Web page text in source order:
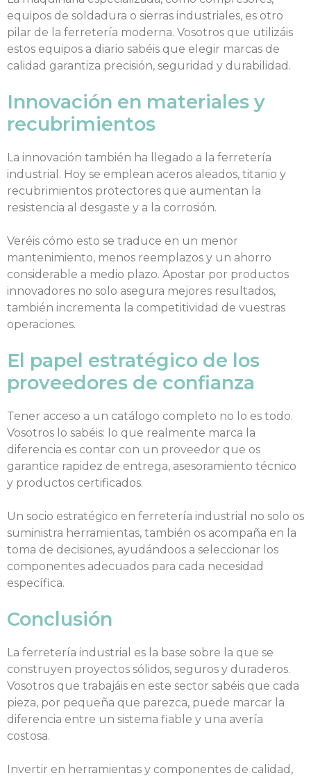
equipos de soldadura o sierras industriales, es otro
pilar de la ferretería moderna. Vosotros que utilizáis
estos equipos a diario sabéis que elegir marcas de
calidad garantiza precisión, seguridad y durabilidad.
Innovación en materiales y
recubrimientos
La innovación también ha llegado a la ferretería
industrial. Hoy se emplean aceros aleados, titanio y
recubrimientos protectores que aumentan la
resistencia al desgaste y a la corrosión.
Veréis cómo esto se traduce en un menor
mantenimiento, menos reemplazos y un ahorro
considerable a medio plazo. Apostar por productos
innovadores no solo asegura mejores resultados,
también incrementa la competitividad de vuestras
operaciones.
El papel estratégico de los
proveedores de confianza
Tener acceso a un catálogo completo no lo es todo.
Vosotros lo sabéis: lo que realmente marca la
diferencia es contar con un proveedor que os
garantice rapidez de entrega, asesoramiento técnico
y productos certificados.
Un socio estratégico en ferretería industrial no solo os
suministra herramientas, también os acompaña en la
toma de decisiones, ayudándoos a seleccionar los
componentes adecuados para cada necesidad
específica.
Conclusión
La ferretería industrial es la base sobre la que se
construyen proyectos sólidos, seguros y duraderos.
Vosotros que trabajáis en este sector sabéis que cada
pieza, por pequeña que parezca, puede marcar la
diferencia entre un sistema fiable y una avería
costosa.
Invertir en herramientas y componentes de calidad,